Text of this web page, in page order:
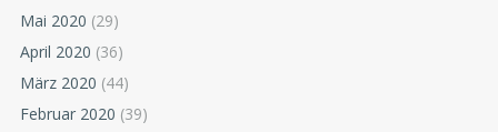
Mai 2020 (29)
April 2020 (36)
März 2020 (44)
Februar 2020 (39)